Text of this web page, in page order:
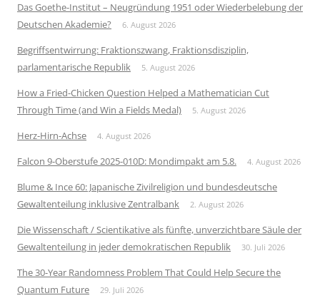
Das Goethe-Institut – Neugründung 1951 oder Wiederbelebung der
Deutschen Akademie?
6. August 2026
Begriffsentwirrung: Fraktionszwang, Fraktionsdisziplin,
parlamentarische Republik
5. August 2026
How a Fried-Chicken Question Helped a Mathematician Cut
Through Time (and Win a Fields Medal)
5. August 2026
Herz-Hirn-Achse 4. August 2026
Falcon 9-Oberstufe 2025-010D: Mondimpakt am 5.8. 4. August 2026
Blume & Ince 60: Japanische Zivilreligion und bundesdeutsche
Gewaltenteilung inklusive Zentralbank
2. August 2026
Die Wissenschaft / Scientikative als fünfte, unverzichtbare Säule der
Gewaltenteilung in jeder demokratischen Republik
30. Juli 2026
The 30-Year Randomness Problem That Could Help Secure the
Quantum Future
29. Juli 2026